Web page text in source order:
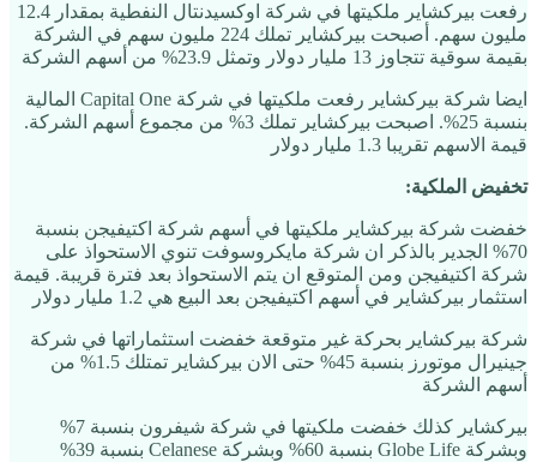
رفعت بيركشاير ملكيتها في شركة اوكسيدنتال النفطية بمقدار 12.4
مليون سهم. أصبحت بيركشاير تملك 224 مليون سهم في الشركة
بقيمة سوقية تتجاوز 13 مليار دولار وتمثل 23.9% من أسهم الشركة
ايضا شركة بيركشاير رفعت ملكيتها في شركة Capital One المالية
بنسبة 25%. اصبحت بيركشاير تملك 3% من مجموع أسهم الشركة.
قيمة الاسهم تقريبا 1.3 مليار دولار
تخفيض الملكية:
خفضت شركة بيركشاير ملكيتها في أسهم شركة اكتيفيجن بنسبة
70% الجدير بالذكر ان شركة مايكروسوفت تنوي الاستحواذ على
شركة اكتيفيجن ومن المتوقع ان يتم الاستحواذ بعد فترة قريبة. قيمة
استثمار بيركشاير في أسهم اكتيفيجن بعد البيع هي 1.2 مليار دولار
شركة بيركشاير بحركة غير متوقعة خفضت استثماراتها في شركة
جينيرال موتورز بنسبة 45% حتى الان بيركشاير تمتلك 1.5% من
أسهم الشركة
بيركشاير كذلك خفضت ملكيتها في شركة شيفرون بنسبة 7%
وبشركة Globe Life بنسبة 60% وبشركة Celanese بنسبة 39%